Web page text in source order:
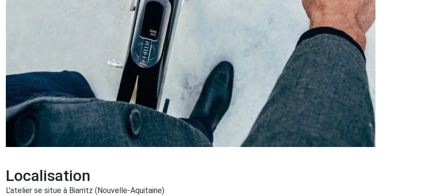
Localisation
L'atelier se situe à Biarritz (Nouvelle-Aquitaine)